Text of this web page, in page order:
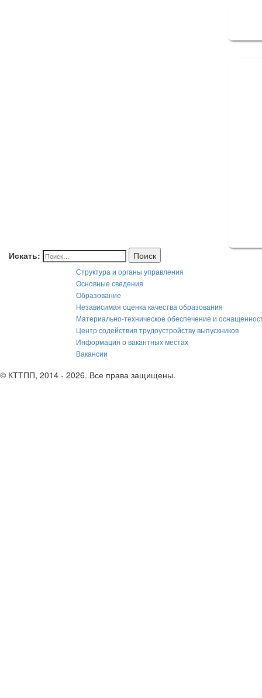
Искать: Поиск
Структура и органы управления
Основные сведения
Образование
Независимая оценка качества образования
Материально-техническое обеспечение и
Центр содействия трудоустройству выпускников
Информация о вакантных местах
Вакансии
© КТТПП, 2014 - 2026. Все права защищены.